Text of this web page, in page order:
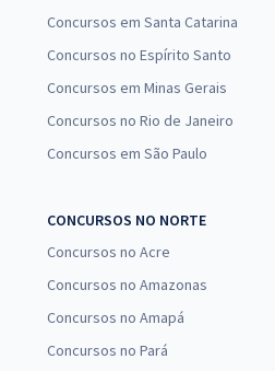
Concursos em Santa Catarina
Concursos no Espírito Santo
Concursos em Minas Gerais
Concursos no Rio de Janeiro
Concursos em São Paulo
CONCURSOS NO NORTE
Concursos no Acre
Concursos no Amazonas
Concursos no Amapá
Concursos no Pará